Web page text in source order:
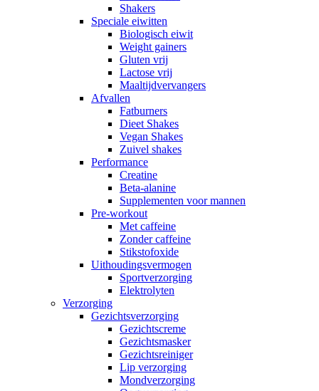
Shakers
Speciale eiwitten
Biologisch eiwit
Weight gainers
Gluten vrij
Lactose vrij
Maaltijdvervangers
Afvallen
Fatburners
Dieet Shakes
Vegan Shakes
Zuivel shakes
Performance
Creatine
Beta-alanine
Supplementen voor mannen
Pre-workout
Met caffeine
Zonder caffeine
Stikstofoxide
Uithoudingsvermogen
Sportverzorging
Elektrolyten
Verzorging
Gezichtsverzorging
Gezichtscreme
Gezichtsmasker
Gezichtsreiniger
Lip verzorging
Mondverzorging